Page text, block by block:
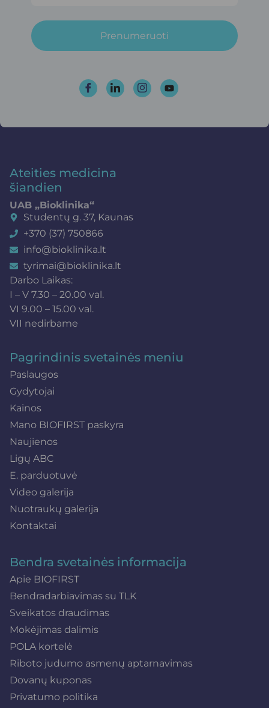
Prenumeruoti
Ateities medicina
šiandien
UAB „Bioklinika“
Studentų g. 37, Kaunas
+370 (37) 750866
info@bioklinika.lt
tyrimai@bioklinika.lt
Darbo Laikas:
I – V 7.30 – 20.00 val.
VI 9.00 – 15.00 val.
VII nedirbame
Pagrindinis svetainės meniu
Paslaugos
Gydytojai
Kainos
Mano BIOFIRST paskyra
Naujienos
Ligų ABC
E. parduotuvė
Video galerija
Nuotraukų galerija
Kontaktai
Bendra svetainės informacija
Apie BIOFIRST
Bendradarbiavimas su TLK
Sveikatos draudimas
Mokėjimas dalimis
POLA kortelė
Riboto judumo asmenų aptarnavimas
Dovanų kuponas
Privatumo politika